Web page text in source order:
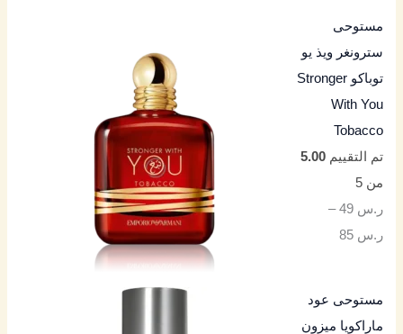
مستوحى
سترونغر ويذ يو
توباكو Stronger
With You
Tobacco
تم التقييم5.00
من 5
ر.س 49
–
ر.س 85
مستوحى عود
ماراكويا ميزون